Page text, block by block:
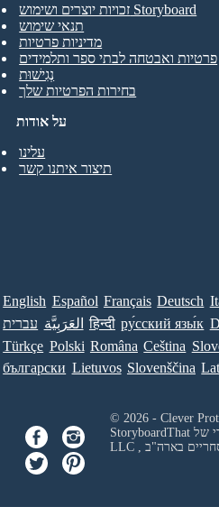
על אודות
עלינו
תיצור איתנו קשר
זכויות יוצרים ושימוש Storyboard
תנאי שימוש
מדיניות פרטיות
פרטיות ואבטחה לבתי ספר ותלמידים
נְגִישׁוּת
בחירות הפרטיות שלך
English Español Français Deutsch
עברית العَرَبِيَّة हिन्दी ру́сский язы́к
Türkçe Polski Româna Ceština
български Lietuvos Slovenščina
LLC
בארה"ב